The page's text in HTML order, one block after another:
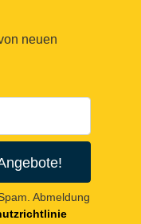
neuen
Abmeldung